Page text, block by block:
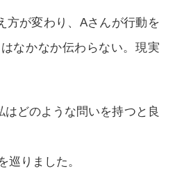
方が変わり、Aさんが行動を
なかなか伝わらない。現実
どのような問いを持つと良
巡りました。